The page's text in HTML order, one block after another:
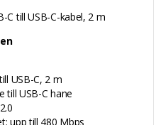
C till USB-C-kabel, 2 m
USB-C, 2 m
till USB-C hane
upp till 480 Mbps